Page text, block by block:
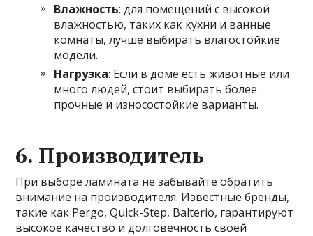
Влажность: для помещений с высокой
влажностью, таких как кухни и ванные
комнаты, лучше выбирать влагостойкие
модели.
Нагрузка: Если в доме есть животные или
много людей, стоит выбирать более
прочные и износостойкие варианты.
6. Производитель
При выборе ламината не забывайте обратить
внимание на производителя. Известные бренды,
такие как Pergo, Quick-Step, Balterio, гарантируют
высокое качество и долговечность своей